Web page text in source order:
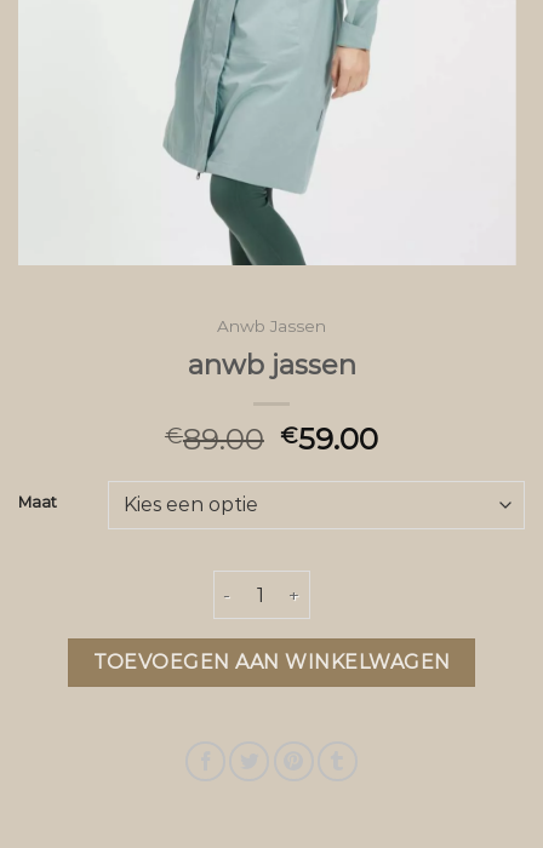
Anwb Jassen
anwb jassen
€89.00 €59.00
Maat
anwb jassen aantal
TOEVOEGEN AAN WINKELWAGEN